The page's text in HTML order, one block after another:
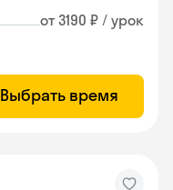
от 3190 ₽ / урок
Выбрать время